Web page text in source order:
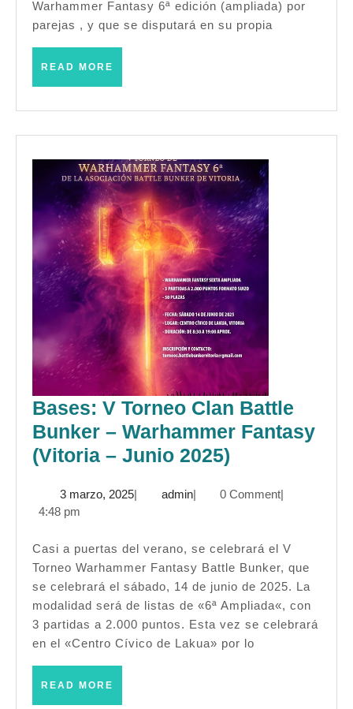
Warhammer
Fantasy
Septiembre
2025)
Warhammer Fantasy 6ª edición (ampliada) por
parejas , y que se disputará en su propia
READ MORE
Bases: V Torneo Clan Battle
Bunker – Warhammer Fantasy
(Vitoria – Junio 2025)
Torneo
Battle
Bunker
–
Warhammer
Fantasy
3 marzo, 20253| adminadmin
| 0 Comment|
4:48 pm
Casi a puertas del verano, se celebrará el V
Torneo Warhammer Fantasy Battle Bunker, que
se celebrará el sábado, 14 de junio de 2025. La
modalidad será de listas de «6ª Ampliada«, con
3 partidas a 2.000 puntos. Esta vez se celebrará
en el «Centro Cívico de Lakua» por lo
READ MORE